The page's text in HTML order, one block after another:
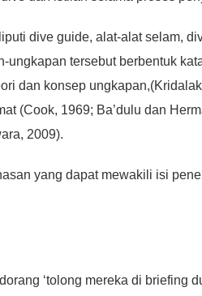
dive guide, alat-alat selam,
tersebut berbentuk
dan konsep
(Cook, 1969; Ba’dulu dan
2009).
yang dapat mewakili isi
‘tolong mereka di briefing